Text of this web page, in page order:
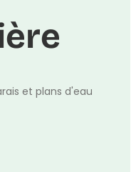
et plans d'eau